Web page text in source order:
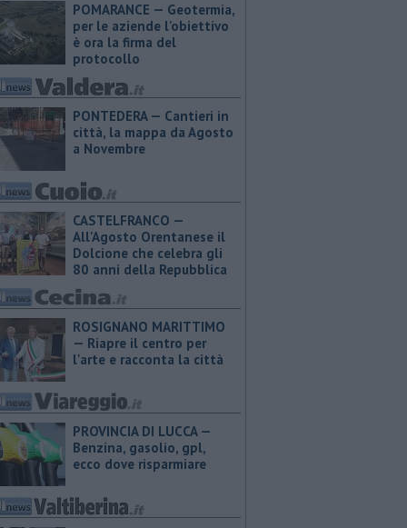
POMARANCE — Geotermia,
per le aziende l'obiettivo
è ora la firma del
protocollo
PONTEDERA — Cantieri in
città, la mappa da Agosto
a Novembre
CASTELFRANCO —
All'Agosto Orentanese il
Dolcione che celebra gli
80 anni della Repubblica
ROSIGNANO MARITTIMO
— Riapre il centro per
l'arte e racconta la città
PROVINCIA DI LUCCA — ​
Benzina, gasolio, gpl,
ecco dove risparmiare